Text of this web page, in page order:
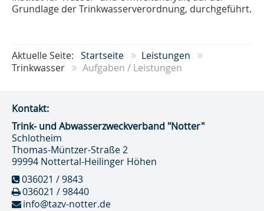
Grundlage der Trinkwasserverordnung, durchgeführt.
Aktuelle Seite: Startseite
Leistungen
Trinkwasser
Aufgaben / Leistungen
Kontakt:
Trink- und Abwasser­zweckverband "Notter"
Schlotheim
Thomas-Müntzer-Straße 2
99994 Nottertal-Heilinger Höhen
036021 / 9843
036021 / 98440
info@tazv-notter.de